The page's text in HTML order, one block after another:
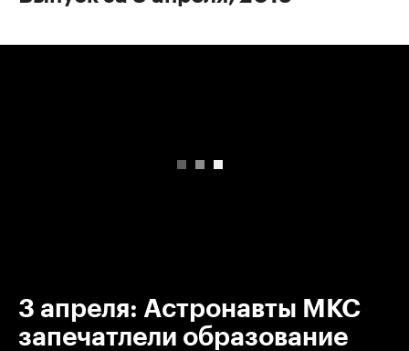
3 апреля: Астронавты МКС
запечатлели образование